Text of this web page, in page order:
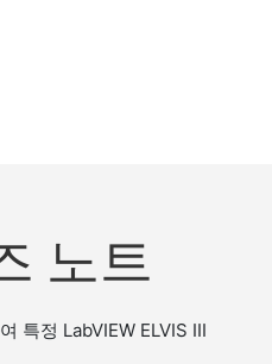
노트
특정 LabVIEW ELVIS III